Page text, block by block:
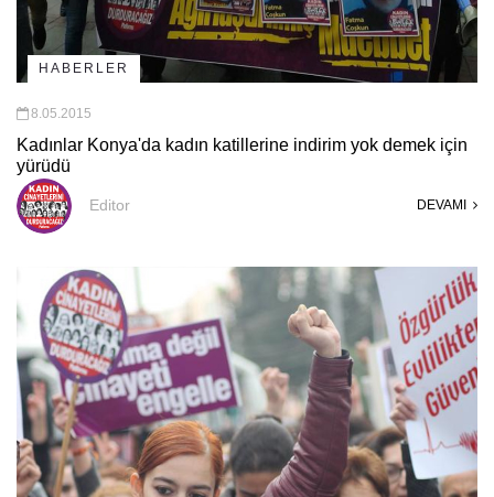
HABERLER
8.05.2015
Kadınlar Konya'da kadın katillerine indirim yok demek için
yürüdü
Editor DEVAMI